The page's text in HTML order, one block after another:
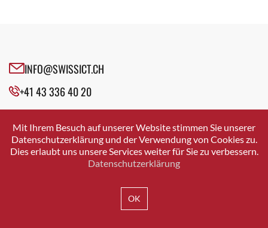
INFO@SWISSICT.CH
+41 43 336 40 20
SWISSICT
VULKANSTRASSE 120
8048 ZURICH
Mit Ihrem Besuch auf unserer Website stimmen Sie unserer
Datenschutzerklärung und der Verwendung von Cookies zu.
Dies erlaubt uns unsere Services weiter für Sie zu verbessern.
Datenschutzerklärung
OK